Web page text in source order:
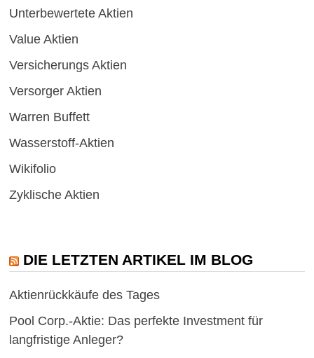
Unterbewertete Aktien
Value Aktien
Versicherungs Aktien
Versorger Aktien
Warren Buffett
Wasserstoff-Aktien
Wikifolio
Zyklische Aktien
DIE LETZTEN ARTIKEL IM BLOG
Aktienrückkäufe des Tages
Pool Corp.-Aktie: Das perfekte Investment für
langfristige Anleger?